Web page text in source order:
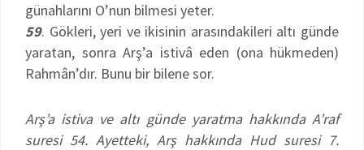
günahlarını O’nun bilmesi yeter.
59. Gökleri, yeri ve ikisinin arasındakileri altı günde
yaratan, sonra Arş’a istivâ eden (ona hükmeden)
Rahmân’dır. Bunu bir bilene sor.
Arş’a istiva ve altı günde yaratma hakkında A’raf
suresi 54. Ayetteki, Arş hakkında Hud suresi 7.